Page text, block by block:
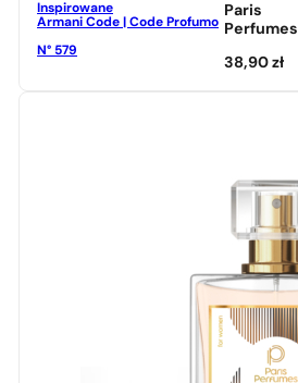
Inspirowane
Armani Code | Code Profumo
N° 579
Paris
Perfumes
38,90zł